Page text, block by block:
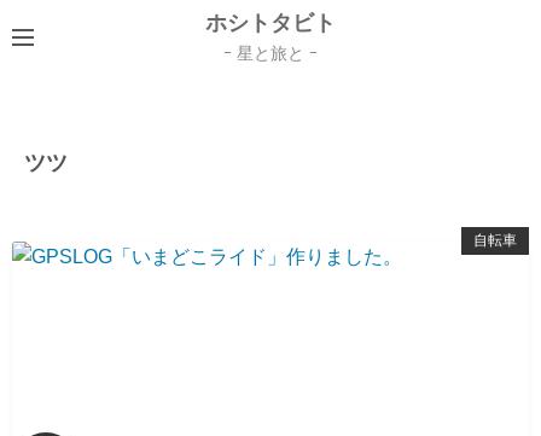
ン
ッ
ホシトタビト
ｰ 星と旅と ｰ
ツツ
自転車